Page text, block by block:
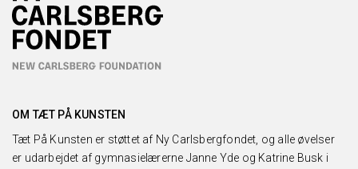
OM TÆT PÅ KUNSTEN
Tæt På Kunsten er støttet af Ny Carlsbergfondet, og alle øvelser
er udarbejdet af gymnasielærerne Janne Yde og Katrine Busk i